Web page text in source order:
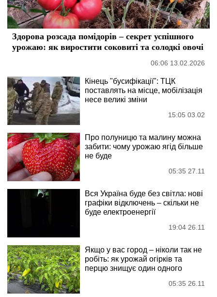
Здорова розсада помідорів – секрет успішного
урожаю: як виростити соковиті та солодкі овочі
06:06 13.02.2026
Кінець "бусифікації": ТЦК
поставлять на місце, мобілізація
несе великі зміни
15:05 03.02
Про полуницю та малину можна
забити: чому урожаю ягід більше
не буде
05:35 27.11
Вся Україна буде без світла: нові
графіки відключень – скільки не
буде електроенергії
19:04 26.11
Якщо у вас город – ніколи так не
робіть: як урожай огірків та
перцю знищує один одного
05:35 26.11